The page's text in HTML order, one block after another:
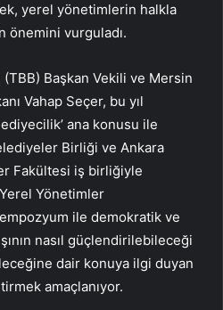
yerel yönetimlerin halkla
önemini vurguladı.
Başkan Vekili ve Mersin
Vahap Seçer, bu yıl
ana konusu ile
Birliği ve Ankara
Fakültesi iş birliğiyle
Yönetimler
ile demokratik ve
nasıl güçlendirilebileceği
dair konuya ilgi duyan
amaçlanıyor.